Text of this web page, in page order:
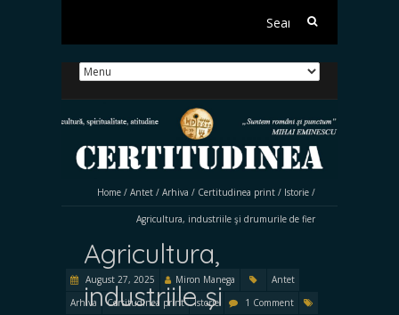
Search
Home / Antet / Arhiva / Certitudinea print / Istorie /
Agricultura, industriile şi drumurile de fier
Agricultura,
industriile şi
August 27, 2025 Miron Manega
Antet
Arhiva
Certitudinea print Istorie
1 Comment